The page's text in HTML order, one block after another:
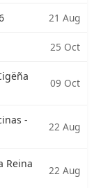
21 Aug
25 Oct
09 Oct
-
22 Aug
Reina
22 Aug